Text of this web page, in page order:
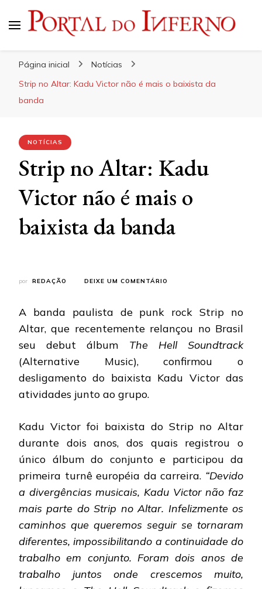
Página inicial
Notícias
Strip no Altar: Kadu Victor não é mais o baixista da
banda
NOTÍCIAS
Strip no Altar: Kadu
Victor não é mais o
baixista da banda
por REDAÇÃO DEIXE UM COMENTÁRIO
ALTAR:
VICTOR
NÃO
MAIS
O
A banda paulista de punk rock Strip no
Altar, que recentemente relançou no Brasil
seu debut álbum The Hell Soundtrack
(Alternative Music), confirmou o
desligamento do baixista Kadu Victor das
atividades junto ao grupo.
Kadu Victor foi baixista do Strip no Altar
durante dois anos, dos quais registrou o
único álbum do conjunto e participou da
primeira turnê européia da carreira. “Devido
a divergências musicais, Kadu Victor não faz
mais parte do Strip no Altar. Infelizmente os
caminhos que queremos seguir se tornaram
diferentes, impossibilitando a continuidade do
trabalho em conjunto. Foram dois anos de
trabalho juntos onde crescemos muito,